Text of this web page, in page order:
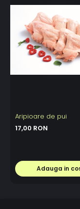
Aripioare de pui
17,00 RON
Adauga in